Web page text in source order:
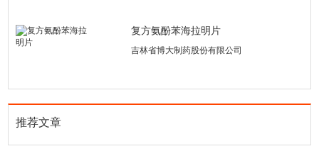
复方氨酚苯海拉明片
吉林省博大制药股份有限公司
推荐文章